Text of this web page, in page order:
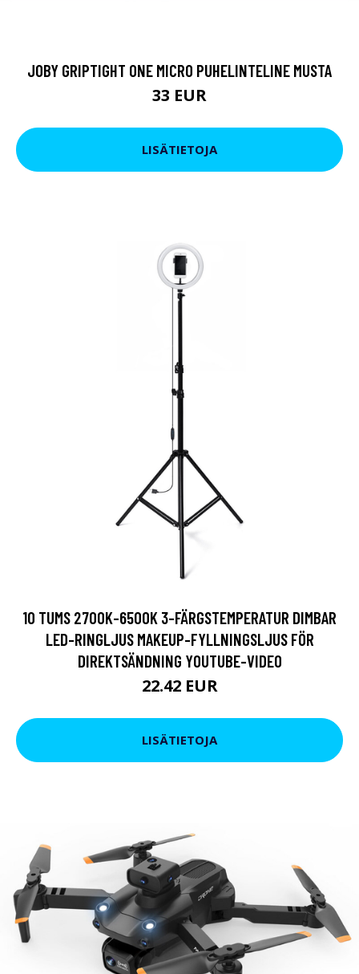
JOBY GRIPTIGHT ONE MICRO PUHELINTELINE MUSTA
33 EUR
LISÄTIETOJA
10 TUMS 2700K-6500K 3-FÄRGSTEMPERATUR DIMBAR
LED-RINGLJUS MAKEUP-FYLLNINGSLJUS FÖR
DIREKTSÄNDNING YOUTUBE-VIDEO
22.42 EUR
LISÄTIETOJA